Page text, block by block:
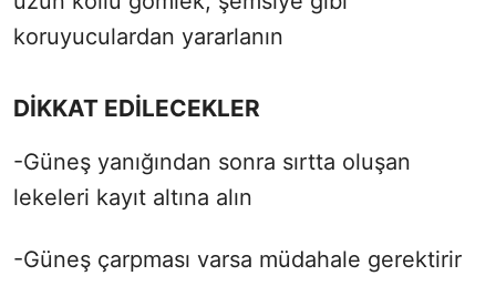
koruyuculardan yararlanın
DİKKAT EDİLECEKLER
-Güneş yanığından sonra sırtta oluşan
lekeleri kayıt altına alın
-Güneş çarpması varsa müdahale gerektirir